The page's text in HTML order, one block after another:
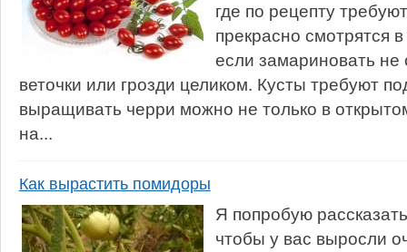
где по рецепту
прекрасно смотрятся
если замариновать
веточки или грозди целиком. Кусты требуют
выращивать черри можно не только в
на...
Как вырастить помидоры
Я попробую
чтобы у вас выросли